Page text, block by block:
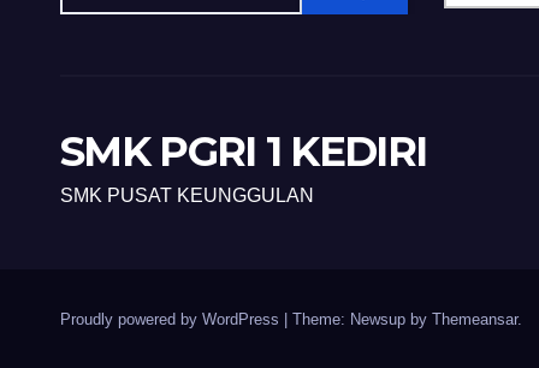
SMK PGRI 1 KEDIRI
SMK PUSAT KEUNGGULAN
Proudly powered by WordPress Theme: Newsup by Themeansar.